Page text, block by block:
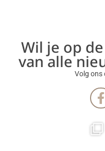
Wil je op
van alle
Volg ons